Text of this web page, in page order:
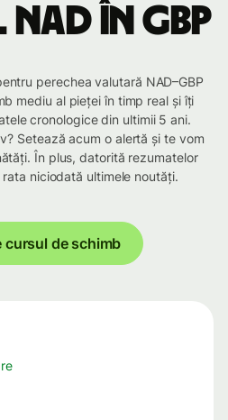
în GBP
perechea valutară NAD–GBP
mediu al pieței în timp real și îți
cronologice din ultimii 5 ani.
Setează acum o alertă și te vom
În plus, datorită rezumatelor
niciodată ultimele noutăți.
cursul de schimb